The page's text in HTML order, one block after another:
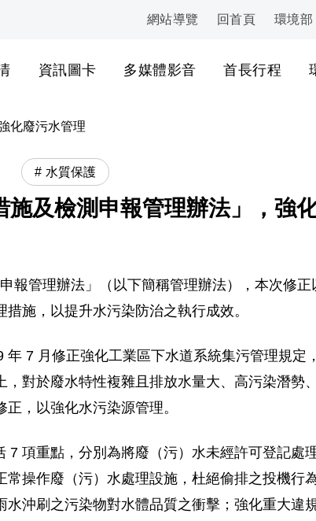
:::
網站導覽 回首頁 環境部
資訊圖卡 多媒體影音 首長行程
化廢污水管理
水質保護
及檢測申報管理辦法」，強
報管理辦法」（以下簡稱管理辦法），本次修
施，以提升水污染防治之執行成效。
7 月修正強化工業區下水道系統集污管理規定
對於廢水特性複雜且排放水量大、高污染潛勢
，以強化水污染源管理。
項重點，分別為將廢（污）水未經許可登記處
操作廢（污）水處理設施，杜絕偷排之投機行
沖刷之污染物對水體品質之衝擊；強化重大違